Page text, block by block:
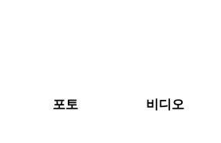
포토 비디오